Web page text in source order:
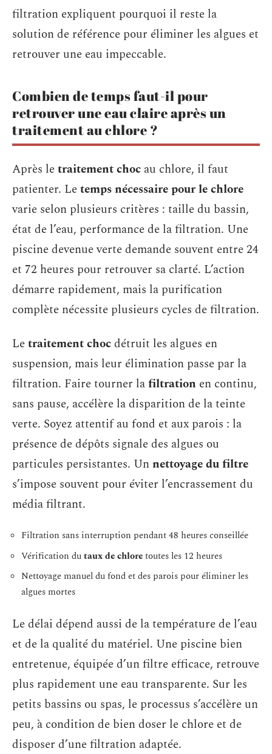
filtration expliquent pourquoi il reste la
solution de référence pour éliminer les algues et
retrouver une eau impeccable.
Combien de temps faut-il pour
retrouver une eau claire après un
traitement au chlore ?
Après letraitement choc au chlore, il faut
patienter. Letemps nécessaire pour le chlore
varie selon plusieurs critères : taille du bassin,
état de l’eau, performance de la filtration. Une
piscine devenue verte demande souvent entre 24
et 72 heures pour retrouver sa clarté. L’action
démarre rapidement, mais la purification
complète nécessite plusieurs cycles de filtration.
Letraitement chocdétruit les algues en
suspension, mais leur élimination passe par la
filtration. Faire tourner lafiltration en continu,
sans pause, accélère la disparition de la teinte
verte. Soyez attentif au fond et aux parois : la
présence de dépôts signale des algues ou
particules persistantes. Unnettoyage du filtre
s’impose souvent pour éviter l’encrassement du
média filtrant.
Filtration sans interruption pendant 48 heures conseillée
Vérification dutaux de chloretoutes les 12 heures
Nettoyage manuel du fond et des parois pour éliminer les
algues mortes
Le délai dépend aussi de la température de l’eau
et de la qualité du matériel. Une piscine bien
entretenue, équipée d’un filtre efficace, retrouve
plus rapidement une eau transparente. Sur les
petits bassins ou spas, le processus s’accélère un
peu, à condition de bien doser le chlore et de
disposer d’une filtration adaptée.